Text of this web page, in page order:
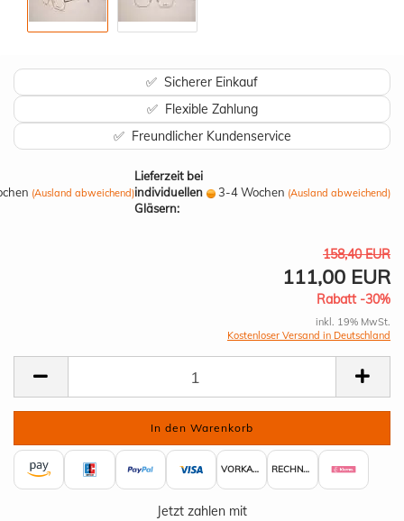
✅ Sicherer Einkauf
✅ Flexible Zahlung
✅ Freundlicher Kundenservice
(Ausland abweichend)
Lieferzeit bei
individuellen
Gläsern:
3-4 Wochen (Ausland abweichend)
158,40 EUR
111,00 EUR
Rabatt -30%
inkl. 19% MwSt.
Kostenloser Versand in Deutschland
VORKASSE RECHNUNG
Jetzt zahlen mit